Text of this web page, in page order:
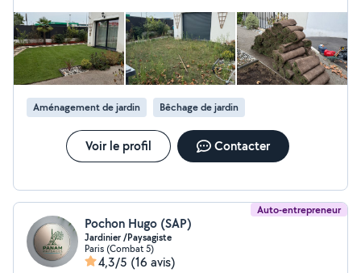
que je ne peux honnêtement juger la qualité de son travail
puisque nous n'avons pas fait affaire il est certain que c'est un
jeune homme sérieux comme on les aime et qui visiblement
connais bien son sujet. On ressent tout de suite là passion et
la volonté de satisfaire le client. Je recommande vraiment très
vivement. Jean Christophe
Aménagement de jardin
Bêchage de jardin
Voir le profil Contacter
Auto-entrepreneur
Pochon Hugo (SAP)
Jardinier /Paysagiste
Paris (Combat 5)
4,3/5 (16 avis)